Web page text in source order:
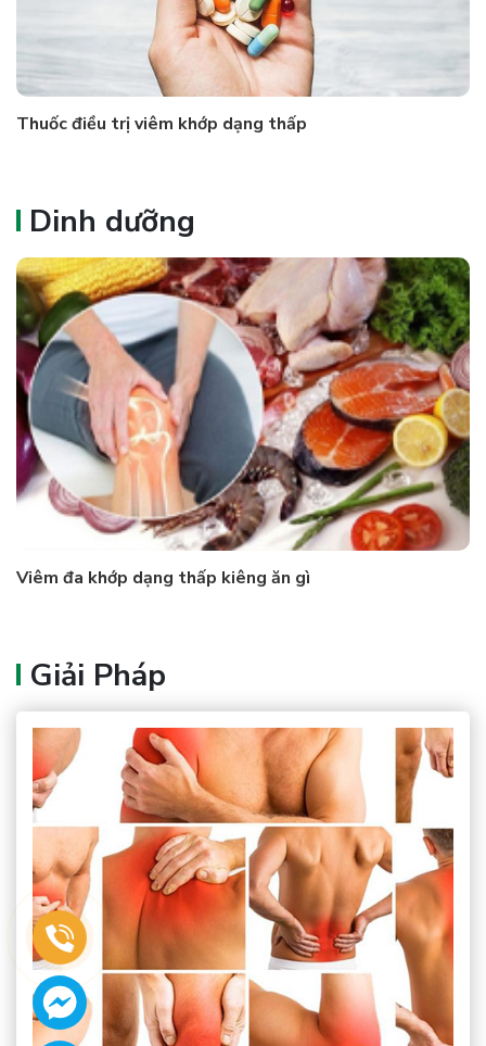
Thuốc điều trị viêm khớp dạng thấp
Dinh dưỡng
Viêm đa khớp dạng thấp kiêng ăn gì
Giải Pháp